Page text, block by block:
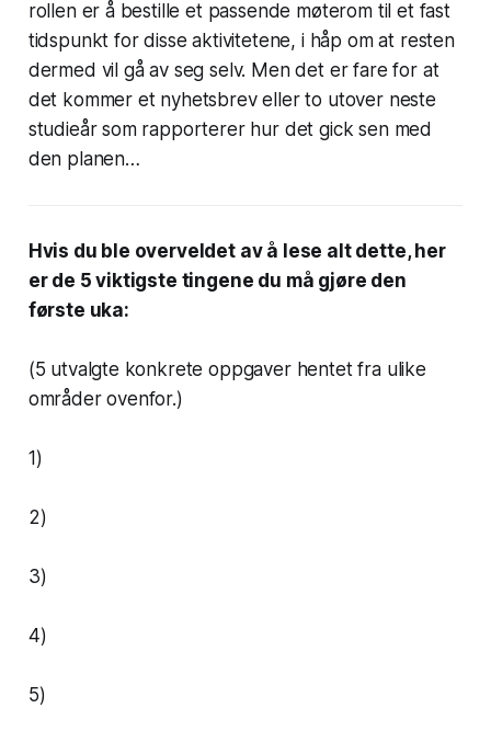
rollen er å bestille et passende møterom til et fast
tidspunkt for disse aktivitetene, i håp om at resten
dermed vil gå av seg selv. Men det er fare for at
det kommer et nyhetsbrev eller to utover neste
studieår som rapporterer hur det gick senmed
den planen…
Hvis du ble overveldet av å lese alt dette, her
er de 5 viktigste tingene du må gjøre den
første uka:
(5 utvalgte konkrete oppgaver hentet fra ulike
områder ovenfor.)
1)
2)
3)
4)
5)